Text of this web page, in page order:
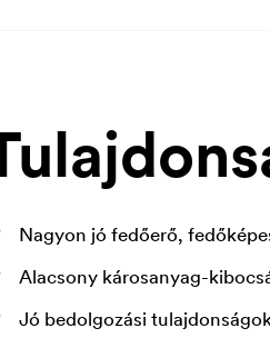
Nagyon jó fedőerő,
Alacsony károsanyag-
Jó bedolgozási